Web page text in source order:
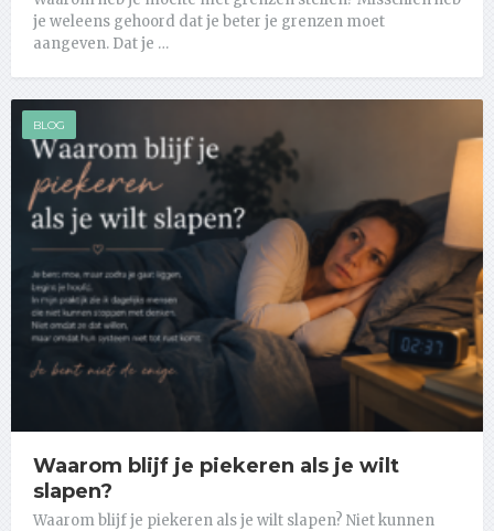
je weleens gehoord dat je beter je grenzen moet
aangeven. Dat je …
BLOG
Waarom blijf je piekeren als je wilt
slapen?
Waarom blijf je piekeren als je wilt slapen? Niet kunnen